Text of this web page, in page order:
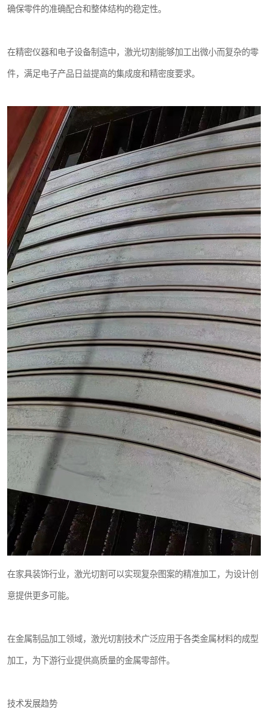
确保零件的准确配合和整体结构的稳定性。
在精密仪器和电子设备制造中，激光切割能够加工出微小而复杂的零
件，满足电子产品日益提高的集成度和精密度要求。
在家具装饰行业，激光切割可以实现复杂图案的精准加工，为设计创
意提供更多可能。
在金属制品加工领域，激光切割技术广泛应用于各类金属材料的成型
加工，为下游行业提供高质量的金属零部件。
技术发展趋势